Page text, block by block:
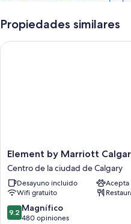
Propiedades similares
Element
by
Marriott
Calgary
Downtown
Centro
de
Element by Marriott
Centro de la ciudad de Calgary
Desayuno incluido
Acepta
Wifi gratuito
9.2
de
9.2 Magnífico
480 opiniones
Element by Marriott Calgary